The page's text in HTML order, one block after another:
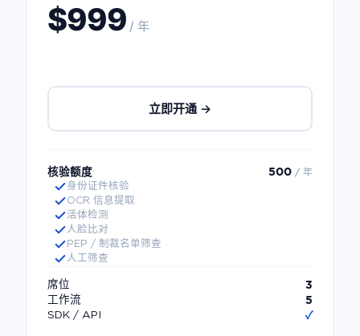
$999 / 年
立即开通 →
核验额度 500 / 年
身份证件核验
OCR 信息提取
活体检测
人脸比对
PEP / 制裁名单筛查
人工筛查
席位 3
工作流 5
SDK / API ✓